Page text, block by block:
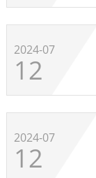
2024-07
12
2024-07
12